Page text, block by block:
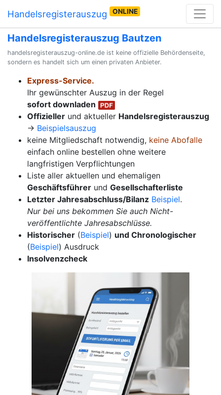
Handelsregisterauszug ONLINE
Handelsregisterauszug Bautzen
handelsregisterauszug-online.de ist keine offizielle Behördenseite,
sondern es handelt sich um einen privaten Anbieter.
Express-Service.
Ihr gewünschter Auszug in der Regel
sofort downladen
Offizieller und aktueller Handelsregisterauszug
→ Beispielsauszug
keine Mitgliedschaft notwendig, keine Abofalle
einfach online bestellen ohne weitere
langfristigen Verpflichtungen
Liste aller aktuellen und ehemaligen
Geschäftsführer und Gesellschafterliste
Letzter Jahresabschluss/Bilanz Beispiel.
Nur bei uns bekommen Sie auch Nicht-
veröffentlichte Jahresabschlüsse.
Historischer (Beispiel) und Chronologischer
(Beispiel) Ausdruck
Insolvenzcheck